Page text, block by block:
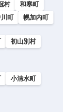
村
和寒町
町 幌加内町
初山別村
小清水町